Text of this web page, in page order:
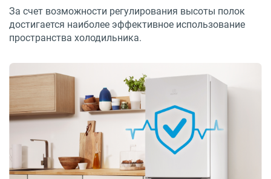
За счет возможности регулирования высоты полок
достигается наиболее эффективное использование
пространства холодильника.